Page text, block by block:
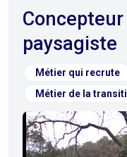
Concepteur / Conceptrice
paysagiste
Métier qui recrute
Métier de la